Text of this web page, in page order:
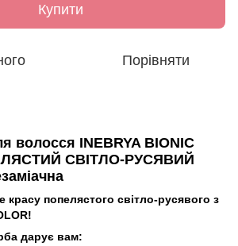
Купити
Порівняти
волосся INEBRYA BIONIC
СВІТЛО-РУСЯВИЙ
красу попелястого світло-русявого з
дарує вам: